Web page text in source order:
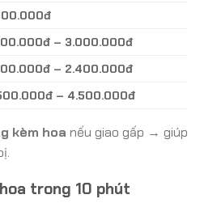
– 3.000.000đ
– 2.400.000đ
– 4.500.000đ
kèm hoa nếu giao gấp → giúp
trong 10 phút